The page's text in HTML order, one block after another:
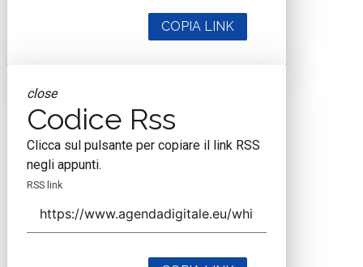
COPIA LINK
close
Codice Rss
Clicca sul pulsante per copiare il link RSS
negli appunti.
RSS link